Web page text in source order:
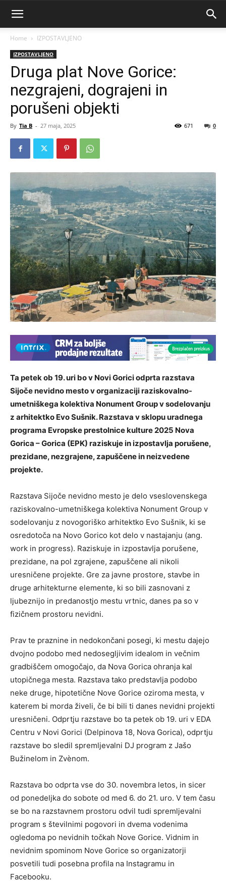
Home IZPOSTAVLJENO
IZPOSTAVLJENO
Druga plat Nove Gorice:
nezgrajeni, dograjeni in
porušeni objekti
By Tia B - 27 maja, 2025 0
671
Ta petek ob 19. uri bo v Novi Gorici odprta razstava
Sijoče nevidno mesto v organizaciji raziskovalno-
umetniškega kolektiva Nonument Group v sodelovanju
z arhitektko Evo Sušnik. Razstava v sklopu uradnega
programa Evropske prestolnice kulture 2025 Nova
Gorica – Gorica (EPK) raziskuje in izpostavlja porušene,
prezidane, nezgrajene, zapuščene in neizvedene
projekte.
Razstava Sijoče nevidno mesto je delo vseslovenskega
raziskovalno-umetniškega kolektiva Nonument Group v
sodelovanju z novogoriško arhitektko Evo Sušnik, ki se
osredotoča na Novo Gorico kot delo v nastajanju (ang.
work in progress). Raziskuje in izpostavlja porušene,
prezidane, na pol zgrajene, zapuščene ali nikoli
uresničene projekte. Gre za javne prostore, stavbe in
druge arhitekturne elemente, ki so bili zasnovani z
ljubeznijo in predanostjo mestu vrtnic, danes pa so v
fizičnem prostoru nevidni.
Prav te praznine in nedokončani posegi, ki mestu dajejo
dvojno podobo med nedosegljivim idealom in večnim
gradbiščem omogočajo, da Nova Gorica ohranja kal
utopičnega mesta. Razstava tako predstavlja podobo
neke druge, hipotetične Nove Gorice oziroma mesta, v
katerem bi morda živeli, če bi bili ti danes nevidni projekti
uresničeni. Odprtju razstave bo ta petek ob 19. uri v EDA
Centru v Novi Gorici (Delpinova 18, Nova Gorica), odprtju
razstave bo sledil spremljevalni DJ program z Jašo
Bužinelom in Zvènom.
Razstava bo odprta vse do 30. novembra letos, in sicer
od ponedeljka do sobote od med 6. do 21. uro. V tem času
se bo na razstavnem prostoru odvil tudi spremljevalni
program s številnimi pogovori in dvema vodenima
ogledoma po nevidnih točkah Nove Gorice. Vidnim in
nevidnim spominom Nove Gorice so organizatorji
posvetili tudi posebna profila na Instagramu in
Facebooku.